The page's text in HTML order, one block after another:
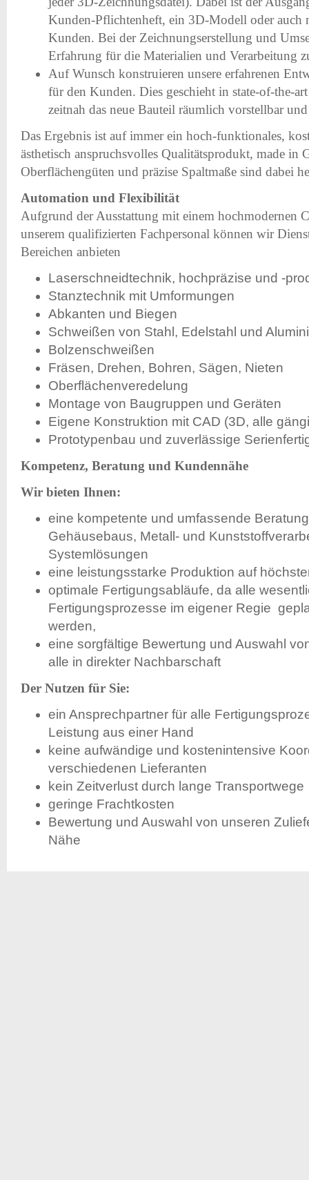
Kunden-Pflichtenheft, ein 3D-Modell oder auch
Kunden. Bei der Zeichnungserstellung und
Erfahrung für die Materialien und Verarbeitung
Auf Wunsch konstruieren unsere erfahrenen
für den Kunden. Dies geschieht in state-of-the-
zeitnah das neue Bauteil räumlich vorstellbar
Das Ergebnis ist auf immer ein hoch-funktionales,
ästhetisch anspruchsvolles Qualitätsprodukt, made in
Oberflächengüten und präzise Spaltmaße sind dabei
Automation und Flexibilität
Aufgrund der Ausstattung mit einem hochmodernen
unserem qualifizierten Fachpersonal können wir
Bereichen anbieten
Laserschneidtechnik, hochpräzise und -
Stanztechnik mit Umformungen
Abkanten und Biegen
Schweißen von Stahl, Edelstahl und
Bolzenschweißen
Fräsen, Drehen, Bohren, Sägen, Nieten
Oberflächenveredelung
Montage von Baugruppen und Geräten
Eigene Konstruktion mit CAD (3D, alle
Prototypenbau und zuverlässige
Kompetenz, Beratung und Kundennähe
Wir bieten Ihnen:
eine kompetente und umfassende
Gehäusebaus, Metall- und
Systemlösungen
eine leistungsstarke Produktion auf
optimale Fertigungsabläufe, da alle
Fertigungsprozesse im eigener Regie
werden,
eine sorgfältige Bewertung und Auswahl
alle in direkter Nachbarschaft
Der Nutzen für Sie:
ein Ansprechpartner für alle
Leistung aus einer Hand
keine aufwändige und kostenintensive
verschiedenen Lieferanten
kein Zeitverlust durch lange Transportwege
geringe Frachtkosten
Bewertung und Auswahl von unseren
Nähe